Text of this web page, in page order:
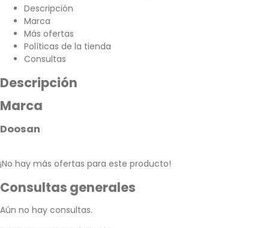
Descripción
Marca
Más ofertas
Políticas de la tienda
Consultas
Descripción
Marca
Doosan
¡No hay más ofertas para este producto!
Consultas generales
Aún no hay consultas.